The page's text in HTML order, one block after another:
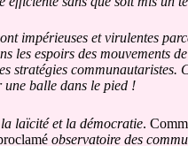
impérieuses et virulentes
les espoirs des mouvements
stratégies communautaristes.
une balle dans le pied !
laïcité et la démocratie.
observatoire des